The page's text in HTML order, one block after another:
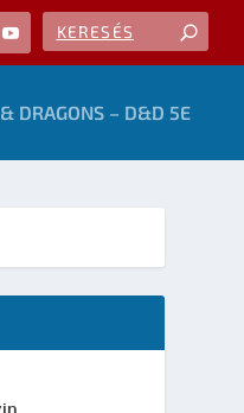
DRAGONS – D&D 5E